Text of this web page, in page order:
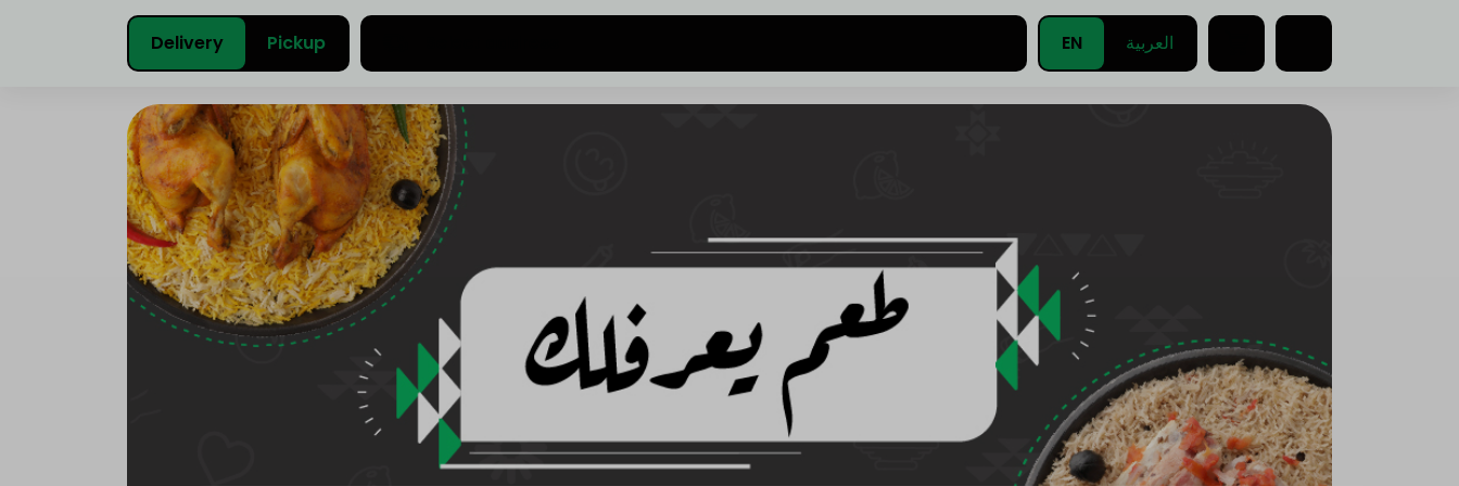
Delivery Pickup EN العربية